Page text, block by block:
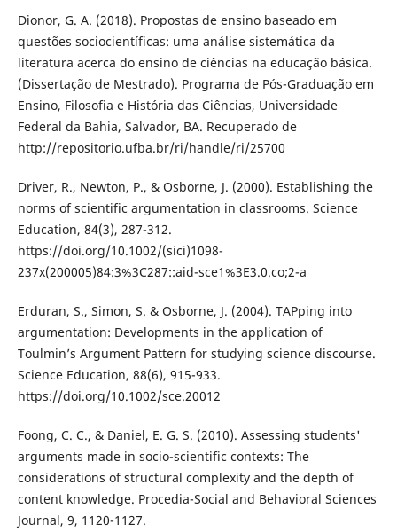
Dionor, G. A. (2018). Propostas de ensino baseado em
questões sociocientíficas: uma análise sistemática da
literatura acerca do ensino de ciências na educação básica.
(Dissertação de Mestrado). Programa de Pós-Graduação em
Ensino, Filosofia e História das Ciências, Universidade
Federal da Bahia, Salvador, BA. Recuperado de
http://repositorio.ufba.br/ri/handle/ri/25700
Driver, R., Newton, P., & Osborne, J. (2000). Establishing the
norms of scientific argumentation in classrooms. Science
Education, 84(3), 287-312.
https://doi.org/10.1002/(sici)1098-
237x(200005)84:3%3C287::aid-sce1%3E3.0.co;2-a
Erduran, S., Simon, S. & Osborne, J. (2004). TAPping into
argumentation: Developments in the application of
Toulmin’s Argument Pattern for studying science discourse.
Science Education, 88(6), 915-933.
https://doi.org/10.1002/sce.20012
Foong, C. C., & Daniel, E. G. S. (2010). Assessing students'
arguments made in socio-scientific contexts: The
considerations of structural complexity and the depth of
content knowledge. Procedia-Social and Behavioral Sciences
Journal, 9, 1120-1127.